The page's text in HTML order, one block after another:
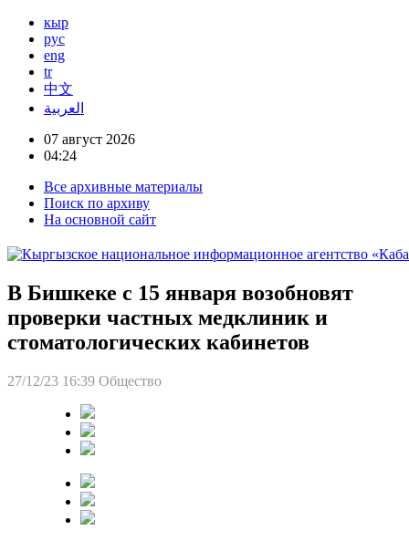
кыр
рус
eng
tr
中文
العربية
07 август 2026
04:24
Все архивные материалы
Поиск по архиву
На основной сайт
В Бишкеке с 15 января возобновят
проверки частных медклиник и
стоматологических кабинетов
27/12/23 16:39 Общество